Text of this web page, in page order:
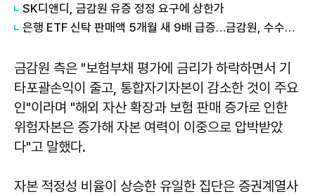
SK디앤디, 금감원 유증 정정 요구에 상한가
은행 ETF 신탁 판매액 5개월 새 9배 급증…금감원, 수수료 체계 손본다
금감원 측은 "보험부채 평가에 금리가 하락하면서 기
타포괄손익이 줄고, 통합자기자본이 감소한 것이 주요
인"이라며 "해외 자산 확장과 보험 판매 증가로 인한
위험자본은 증가해 자본 여력이 이중으로 압박받았
다"고 말했다.
자본 적정성 비율이 상승한 유일한 집단은 증권계열사